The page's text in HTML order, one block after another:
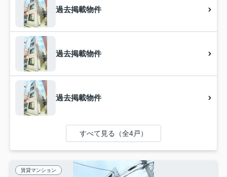
過去掲載物件
過去掲載物件
過去掲載物件
すべて見る（全4戸）
賃貸マンション